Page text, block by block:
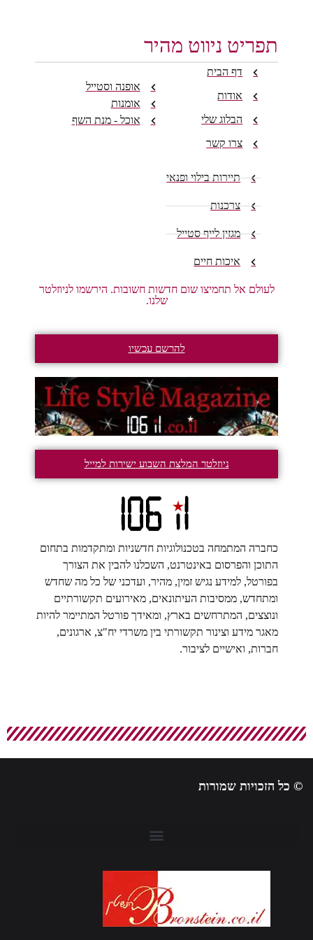
תפריט ניווט מהיר
דף הבית
אודות
הבלוג שלי
צרו קשר
אופנה וסטייל
אומנות
אוכל - מנת השף
תיירות בילוי ופנאי
צרכנות
מגזין לייף סטייל
איכות חיים
לעולם אל תחמיצו שום חדשות חשובות. הירשמו לניוזלטר
שלנו.
להרשם עכשיו
ניוזלטר המלצת השבוע ישירות למייל
כחברה המתמחה בטכנולוגיות חדשניות ומתקדמות בתחום
התוכן והפרסום באינטרנט, השכלנו להבין את הצורך
בפורטל, למידע נגיש זמין, מהיר, ועדכני של כל מה שחדש
ומתחדש, ממסיבות העיתונאים, מאירועים תקשורתיים
ונוצצים, המתרחשים בארץ, ומאידך פורטל המתיימר להיות
מאגר מידע וצינור תקשורתי בין משרדי יח"צ, ארגונים,
חברות, ואישיים לציבור.
כל הזכויות שמורות